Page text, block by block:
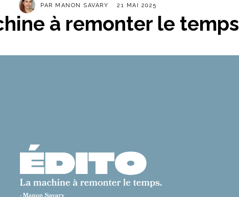
PAR MANON SAVARY 21 MAI 2025
à remonter le temps